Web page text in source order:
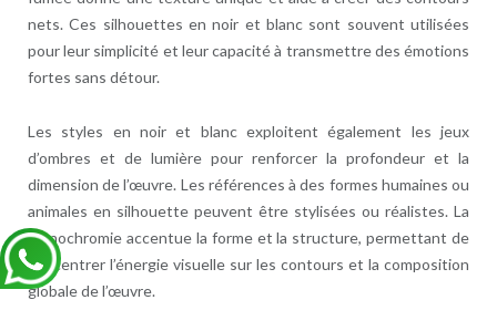
nets. Ces silhouettes en noir et blanc sont souvent utilisées
pour leur simplicité et leur capacité à transmettre des émotions
fortes sans détour.
Les styles en noir et blanc exploitent également les jeux
d’ombres et de lumière pour renforcer la profondeur et la
dimension de l’œuvre. Les références à des formes humaines ou
animales en silhouette peuvent être stylisées ou réalistes. La
monochromie accentue la forme et la structure, permettant de
concentrer l’énergie visuelle sur les contours et la composition
globale de l’œuvre.